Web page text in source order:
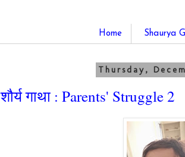
Home Shaurya
Thursday,
शौर्य गाथा : Parents' Struggle 2